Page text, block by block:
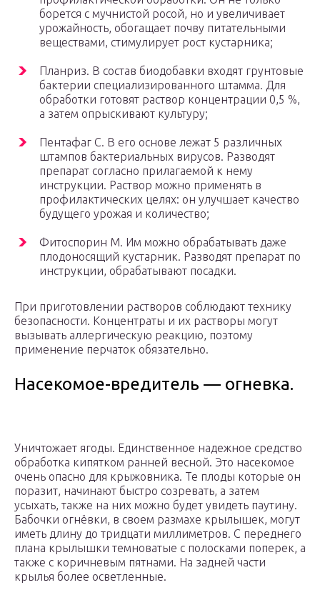
борется с мучнистой росой, но и увеличивает
урожайность, обогащает почву питательными
веществами, стимулирует рост кустарника;
Планриз. В состав биодобавки входят грунтовые
бактерии специализированного штамма. Для
обработки готовят раствор концентрации 0,5 %,
а затем опрыскивают культуру;
Пентафаг С. В его основе лежат 5 различных
штампов бактериальных вирусов. Разводят
препарат согласно прилагаемой к нему
инструкции. Раствор можно применять в
профилактических целях: он улучшает качество
будущего урожая и количество;
Фитоспорин М. Им можно обрабатывать даже
плодоносящий кустарник. Разводят препарат по
инструкции, обрабатывают посадки.
При приготовлении растворов соблюдают технику
безопасности. Концентраты и их растворы могут
вызывать аллергическую реакцию, поэтому
применение перчаток обязательно.
Насекомое-вредитель — огневка.
Уничтожает ягоды. Единственное надежное средство
обработка кипятком ранней весной. Это насекомое
очень опасно для крыжовника. Те плоды которые он
поразит, начинают быстро созревать, а затем
усыхать, также на них можно будет увидеть паутину.
Бабочки огнёвки, в своем размахе крылышек, могут
иметь длину до тридцати миллиметров. С переднего
плана крылышки темноватые с полосками поперек, а
также с коричневым пятнами. На задней части
крылья более осветленные.